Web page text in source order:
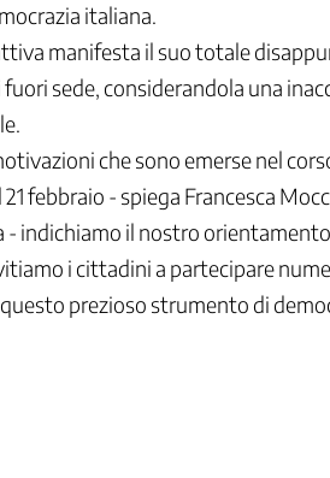
italiana.
manifesta il suo totale
sede, considerandola una
che sono emerse nel
febbraio - spiega Francesca
indichiamo il nostro
i cittadini a partecipare
prezioso strumento di